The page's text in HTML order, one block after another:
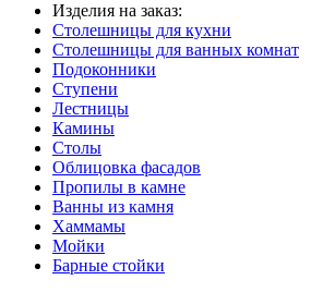
Изделия на заказ:
Столешницы для кухни
Столешницы для ванных комнат
Подоконники
Ступени
Лестницы
Камины
Столы
Облицовка фасадов
Пропилы в камне
Ванны из камня
Хаммамы
Мойки
Барные стойки